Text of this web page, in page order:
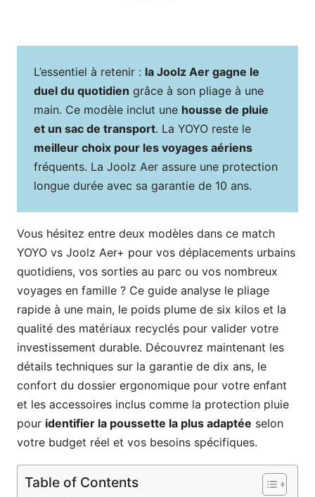
L’essentiel à retenir : la Joolz Aer gagne le
duel du quotidien grâce à son pliage à une
main. Ce modèle inclut une housse de pluie
et un sac de transport. La YOYO reste le
meilleur choix pour les voyages aériens
fréquents. La Joolz Aer assure une protection
longue durée avec sa garantie de 10 ans.
Vous hésitez entre deux modèles dans ce match
YOYO vs Joolz Aer+ pour vos déplacements urbains
quotidiens, vos sorties au parc ou vos nombreux
voyages en famille ? Ce guide analyse le pliage
rapide à une main, le poids plume de six kilos et la
qualité des matériaux recyclés pour valider votre
investissement durable. Découvrez maintenant les
détails techniques sur la garantie de dix ans, le
confort du dossier ergonomique pour votre enfant
et les accessoires inclus comme la protection pluie
pour identifier la poussette la plus adaptée selon
votre budget réel et vos besoins spécifiques.
Table of Contents